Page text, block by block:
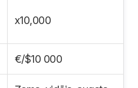
x10,000
€/$10 000